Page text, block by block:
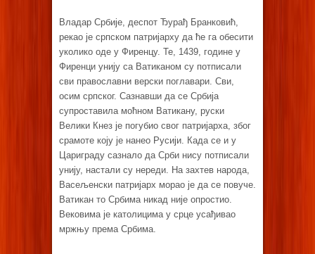
Владар Србије, деспот Ђурађ Бранковић,
рекао је српском патријарху да ће га обесити
уколико оде у Фиренцу. Те, 1439, године у
Фиренци унију са Ватиканом су потписали
сви православни верски поглавари. Сви,
осим српског. Сазнавши да се Србија
супроставила моћном Ватикану, руски
Велики Кнез је погубио свог патријарха, због
срамоте коју је нанео Русији. Када се и у
Цариграду сазнало да Срби нису потписали
унију, настали су нереди. На захтев народа,
Васељенски патријарх морао је да се повуче.
Ватикан то Србима никад није опростио.
Вековима је католицима у срце усађивао
мржњу према Србима.